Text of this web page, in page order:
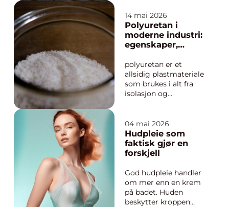
3D-printing til alt fra
enkle leker og dekor
til spesialtilpassede
reservedeler og fu...
14 mai 2026
Polyuretan i
moderne industri:
egenskaper,
fordeler
polyuretan er et
allsidig plastmateriale
som brukes i alt fra
isolasjon og
industrikomponenter.
Felles for alle
variantene er at de
inneholder
kjedestrukturen. Ved å
kombinere ulike
byggesteiner o...
04 mai 2026
Hudpleie som
faktisk gjør en
forskjell
God hudpleie handler
om mer enn en krem
på badet. Huden
beskytter kroppen